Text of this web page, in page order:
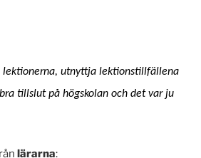
lektionerna, utnyttja lektionstillfällena
tillslut på högskolan och det var ju
lärarna: